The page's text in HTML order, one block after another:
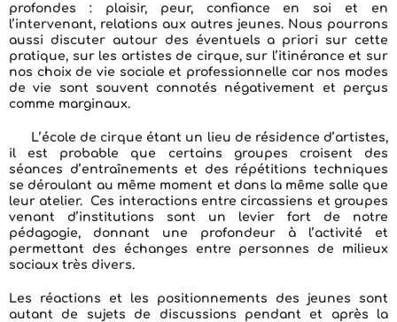
profondes : plaisir, peur, confiance en soi et en
l’intervenant, relations aux autres jeunes. Nous pourrons
aussi discuter autour des éventuels a priori sur cette
pratique, sur les artistes de cirque, sur l’itinérance et sur
nos choix de vie sociale et professionnelle car nos modes
de vie sont souvent connotés négativement et perçus
comme marginaux.
L’école de cirque étant un lieu de résidence d’artistes,
il est probable que certains groupes croisent des
séances d’entraînements et des répétitions techniques
se déroulant au même moment et dans la même salle que
leur atelier. Ces interactions entre circassiens et groupes
venant d’institutions sont un levier fort de notre
pédagogie, donnant une profondeur à l’activité et
permettant des échanges entre personnes de milieux
sociaux très divers.
Les réactions et les positionnements des jeunes sont
autant de sujets de discussions pendant et après la